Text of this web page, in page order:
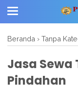
Beranda › Tanpa
Jasa Sewa
Pindahan